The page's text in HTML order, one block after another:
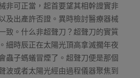
非可正當，起首要望其相幹證實非
及出產許否證。異時檢討醫療器械
致。什么非超聲刀？超聲刀的實質
細時辰正在太陽光頂高拿滅擱年夜
蟲子螞蟻冒煙了。超聲刀便是那個
波或者太陽光經由過程儀器聚焦到